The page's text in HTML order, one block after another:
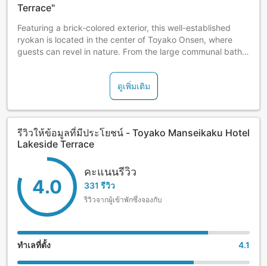
Terrace"
Featuring a brick-colored exterior, this well-established
ryokan is located in the center of Toyako Onsen, where
guests can revel in nature. From the large communal bath
ดูเพิ่มเติม
รีวิวให้ข้อมูลที่มีประโยชน์ - Toyako Manseikaku Hotel
Lakeside Terrace
4.0
คะแนนรีวิว
331 รีวิว
รีวิวจากผู้เข้าพักซึ่งจองกับ
ทำเลที่ตั้ง 4.1